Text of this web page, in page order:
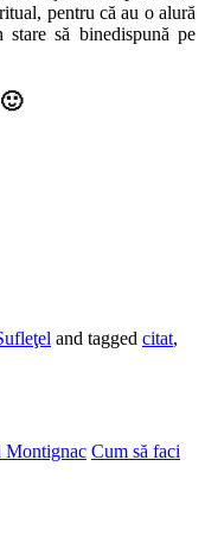
pentru că au o alură
să binedispună pe
and tagged citat,
Montignac Cum să faci